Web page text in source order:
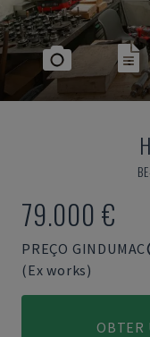
79.000 €
PREÇO GINDUMAC
(Ex works)
OBTER